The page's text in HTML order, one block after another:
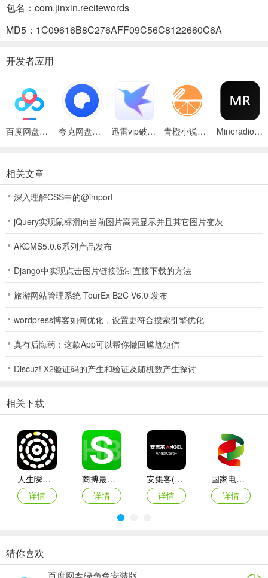
4、选好教材之后，点击【学习新单词】
包名：com.jinxin.recitewords
MD5：1C09616B8C276AFF09C56C8122660C6A
开发者应用
百度网盘绿色免安装Pc电脑版 夸克网盘官方正式版 迅雷vip破解版永久会员2024版 青橙小说App Mineradio手机版
相关文章
深入理解CSS中的@import
jQuery实现鼠标滑向当前图片高亮显示并且其它图片变灰
AKCMS5.0.6系列产品发布
Django中实现点击图片链接强制直接下载的方法
旅游网站管理系统 TourEx B2C V6.0 发布
wordpress博客如何优化，设置更符合搜索引擎优化
真有后悔药：这款App可以帮你撤回尴尬短信
Discuz! X2验证码的产生和验证及随机数产生探讨
相关下载
人生瞬间最新手机版
详情
商搏最新手机版
详情
安集客(服务工单管理)
详情
国家电投网络学院app
详情
步步都能记(创作效率工具)
西藏公务出行app
准橙三力(老年三力测试软件)
绿联私有云官方版
猜你喜欢
百度网盘绿色免安装版